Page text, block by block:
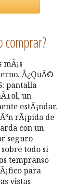
comprar?
Â¿QuÃ©
pantalla
un
estÃ¡ndar.
rÃ¡pida de
con un
seguro
todo si
tempranso
para
vistas